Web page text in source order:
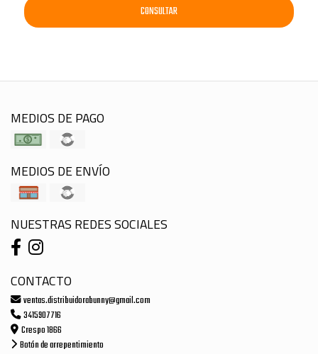
CONSULTAR
MEDIOS DE PAGO
MEDIOS DE ENVÍO
NUESTRAS REDES SOCIALES
CONTACTO
ventas.distribuidorabunny@gmail.com
3415907716
Crespo 1866
Botón de arrepentimiento